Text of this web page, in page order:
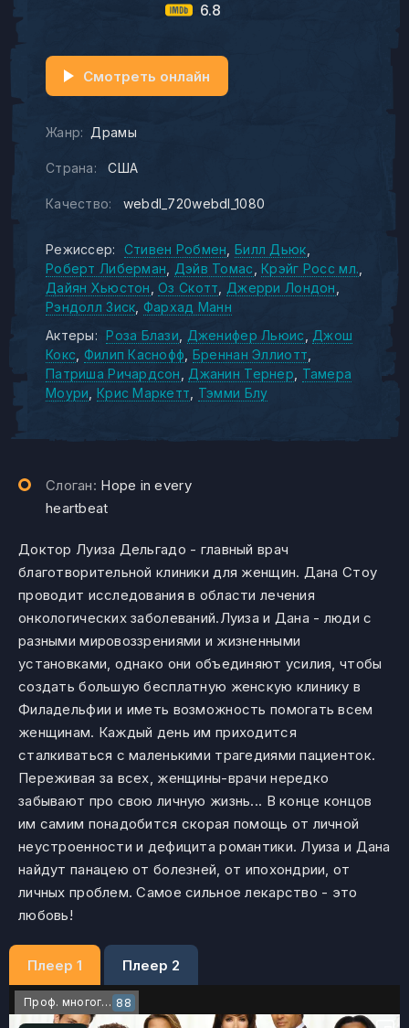
6.8
Жанр: Драмы
Страна: США
Качество: webdl_720webdl_1080
Смотреть онлайн
Режиссер: Стивен Робмен Билл Дьюк
Роберт Либерман
Дэйв Томас Крэйг Росс мл.
Дайян Хьюстон
Оз Скотт
Джерри Лондон
Рэндолл Зиск Фархад Манн
Актеры:
Роза Блази Дженифер Льюис
Джош
Кокс Филип Каснофф Бреннан Эллиотт
Патриша Ричардсон
Джанин Тернер
Тамера
Моури Крис Маркетт Тэмми Блу
Слоган: Hope in every
heartbeat
Доктор Луиза Дельгадо - главный врач
благотворительной клиники для женщин. Дана Стоу
проводит исследования в области лечения
онкологических заболеваний.Луиза и Дана - люди с
разными мировоззрениями и жизненными
установками, однако они объединяют усилия, чтобы
создать большую бесплатную женскую клинику в
Филадельфии и иметь возможность помогать всем
женщинам. Каждый день им приходится
сталкиваться с маленькими трагедиями пациенток.
Переживая за всех, женщины-врачи нередко
забывают про свою личную жизнь... В конце концов
им самим понадобится скорая помощь от личной
неустроенности и дефицита романтики. Луиза и Дана
найдут панацею от болезней, от ипохондрии, от
личных проблем. Самое сильное лекарство - это
любовь!
Плеер 1 Плеер 2
Проф. многоголосый 88